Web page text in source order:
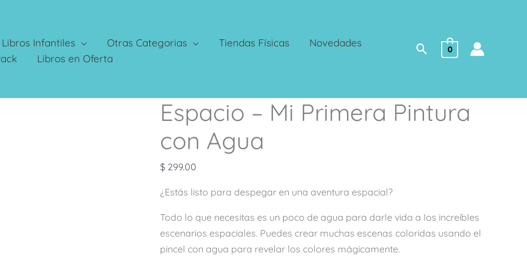
Libros Infantiles Otras Categorias Tiendas Físicas
Novedades
Libros en Oferta Buscar
0
Espacio – Mi Primera Pintura
con Agua
$ 299.00
¿Estás listo para despegar en una aventura espacial?
Todo lo que necesitas es un poco de agua para darle vida a los increíbles
escenarios espaciales. Puedes crear muchas escenas coloridas usando el
pincel con agua para revelar los colores mágicamente.
Espacio
–
Mi
Primera
Pintura
cantidad